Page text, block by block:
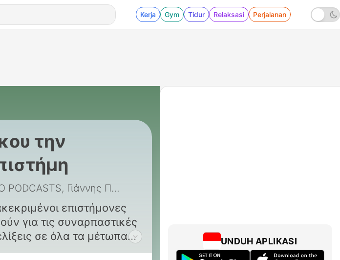
Kerja Gym Tidur Relaksasi Perjalanan
την
LIFO PODCASTS, Γιάννης Πανταζόπουλος
επιστήμονες
για τις συναρπαστικές
σε όλα τα μέτωπα
ερευνητικής γνώσης
UNDUH APLIKASI